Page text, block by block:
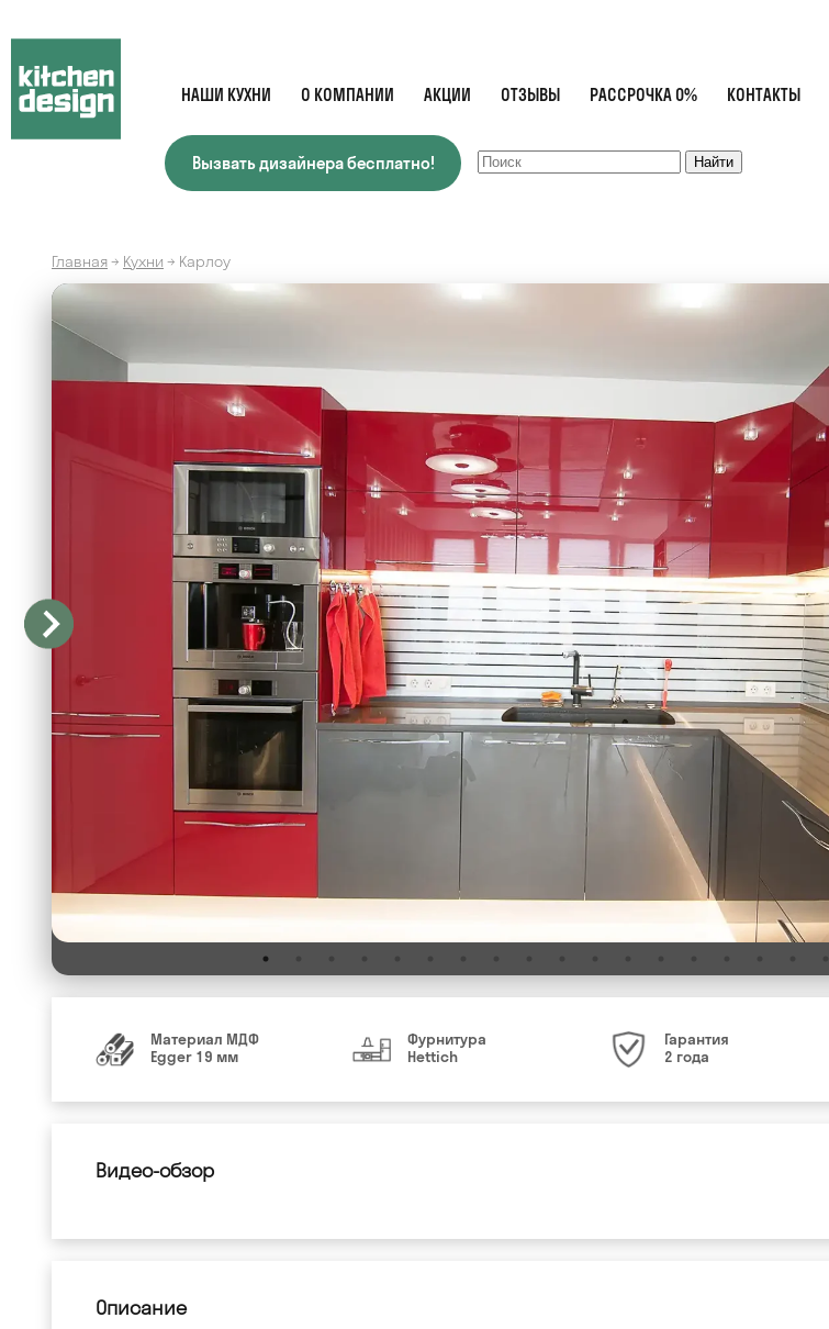
НАШИ КУХНИ О КОМПАНИИ АКЦИИ ОТЗЫВЫ РАССРОЧКА 0% КОНТАКТЫ
Вызвать дизайнера бесплатно!
Главная→ Кухни → Карлоу
Материал МДФ
Egger 19 мм
Фурнитура
Hettich
Гарантия
2 года
Видео-обзор
Описание